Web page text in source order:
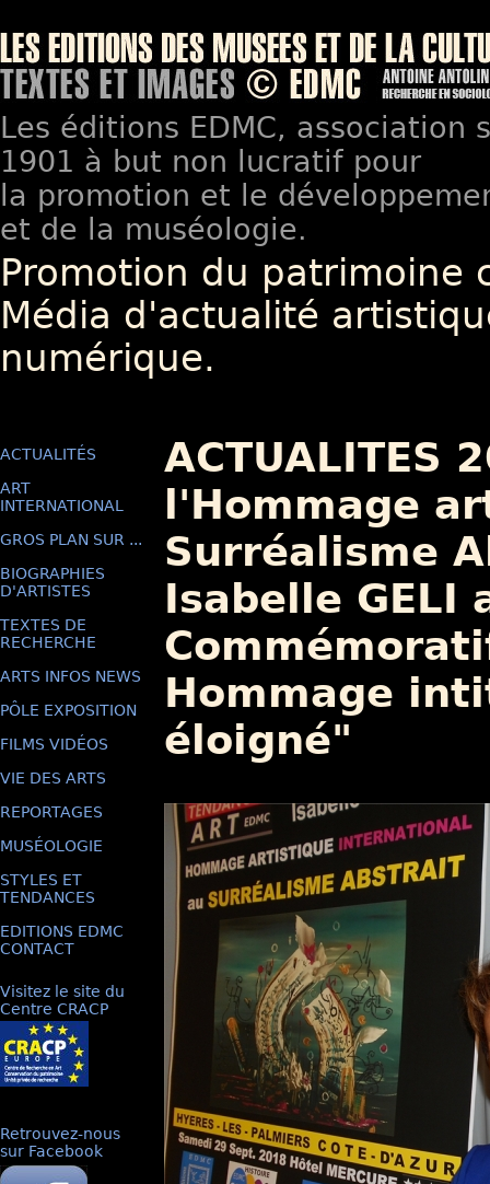
Les éditions EDMC, association
1901 à but non lucratif pour
la promotion et le
et de la muséologie.
Promotion du patrimoine
Média d'actualité
numérique.
ACTUALITÉS
ART
INTERNATIONAL
GROS PLAN SUR ...
BIOGRAPHIES
D'ARTISTES
TEXTES DE
RECHERCHE
ARTS INFOS NEWS
PÔLE EXPOSITION
FILMS VIDÉOS
VIE DES ARTS
REPORTAGES
MUSÉOLOGIE
STYLES ET
TENDANCES
EDITIONS EDMC
CONTACT
Visitez le site du
Centre CRACP
Retrouvez-nous
sur Facebook
ACTUALITES
l'Hommage
Surréalisme
Isabelle GELI
Hommage
éloigné"